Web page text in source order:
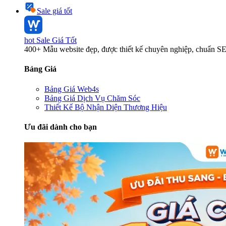
Sale giá tốt
hot Sale Giá Tốt
400+ Mẫu website đẹp, được thiết kế chuyên nghiệp, chuẩn
Bảng Giá
Bảng Giá Web4s
Bảng Giá Dịch Vụ Chăm Sóc
Thiết Kế Bộ Nhận Diện Thương Hiệu
Ưu đãi dành cho bạn